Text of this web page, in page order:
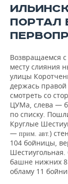
ЭНЕРГЕТИКА
УСЛУГИ
МЕДИА
ВЫЕЗДНАЯ
БИЗНЕС-
ОТКРЫТАЯ
НОВОСТИ
ФУТБОЛ
БАСКЕТБОЛ
ВОЛЕЙБОЛ
КИБЕРСПОРТ
ФИГУРНОЕ
ВОДНЫЕ
ОБЩЕСТВО
НОВОСТИ
ИСТОРИЯ
КУЛЬТУРА
МЕДИЦИНА
ОБРАЗОВАНИЕ
СПРАВОЧНИК
СПИСОК
СПИСОК
ПОЛНАЯ
ПОРТАЛ
Возвращаемся
месту слияния
улицы
держась
смотреть со
ЦУМа, слева —
по списку.
Круглые
— прим. авт.)
104 бойницы,
башне нижних 8
обламу 11